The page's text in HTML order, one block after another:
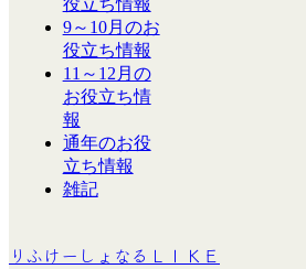
役立ち情報
9～10月のお
役立ち情報
11～12月の
お役立ち情
報
通年のお役
立ち情報
雑記
りふけーしょなるＬＩＫＥ